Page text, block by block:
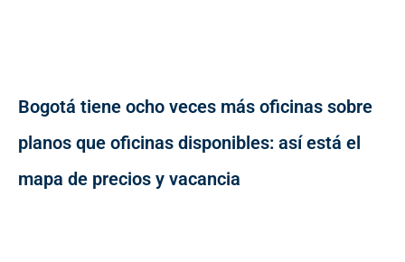
Bogotá tiene ocho veces más oficinas sobre
planos que oficinas disponibles: así está el
mapa de precios y vacancia